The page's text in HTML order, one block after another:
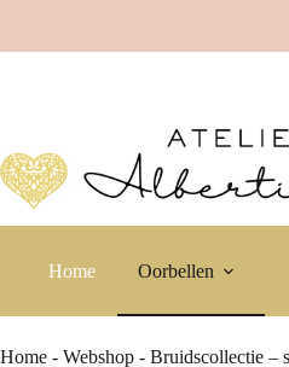
inhoud
Home Oorbellen
Home - Webshop - Bruidscollectie –